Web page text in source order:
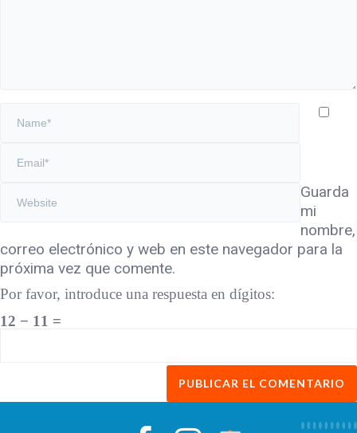
Guarda
mi
nombre,
correo electrónico y web en este navegador para la
próxima vez que comente.
Por favor, introduce una respuesta en dígitos:
12 − 11 =